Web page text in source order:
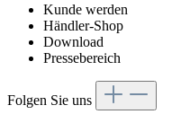
Kunde werden
Händler-Shop
Download
Pressebereich
Folgen Sie uns